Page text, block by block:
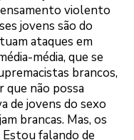
violento
jovens são do
ataques em
média, que se
brancos,
que não possa
de jovens do sexo
brancas. Mas, os
falando de